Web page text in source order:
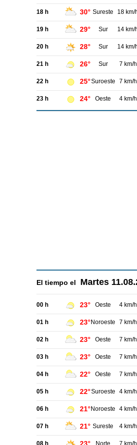
18 h 30° Sureste 18 km/
19 h 29° Sur 14 km/
20 h 28° Sur 14 km/
21 h 26° Sur 7 km/h
22 h 25°Suroeste 7 km/h
23 h 24° Oeste 4 km/h
El tiempo el Martes
00 h 23° Oeste 4 km/h
01 h 23° Noroeste 7 km/h
02 h 23° Oeste 7 km/h
03 h 23° Oeste 7 km/h
04 h 22° Oeste 7 km/h
05 h 22°Suroeste 4 km/h
06 h 21° Noroeste 4 km/h
07 h 21° Sureste 4 km/h